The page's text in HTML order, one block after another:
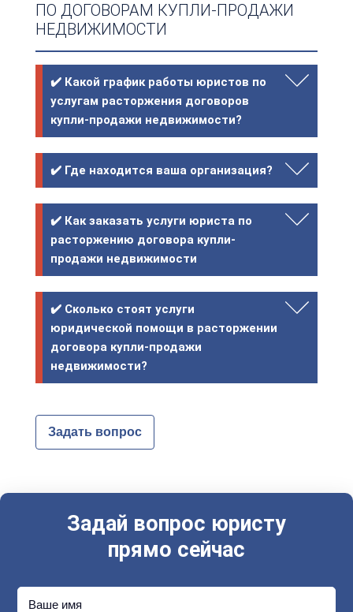
ПО ДОГОВОРАМ КУПЛИ-ПРОДАЖИ
НЕДВИЖИМОСТИ
✔️ Какой график работы юристов по
услугам расторжения договоров
купли-продажи недвижимости?
✔️ Где находится ваша организация?
✔️ Как заказать услуги юриста по
расторжению договора купли-
продажи недвижимости
✔️ Сколько стоят услуги
юридической помощи в расторжении
договора купли-продажи
недвижимости?
Задать вопрос
Задай вопрос юристу
прямо сейчас
Ваше имя